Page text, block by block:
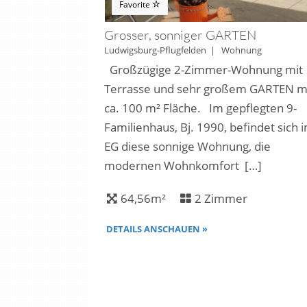
Favorite
Grosser, sonniger GARTEN
Ludwigsburg-Pflugfelden | Wohnung
Großzügige 2-Zimmer-Wohnung mit
Terrasse und sehr großem GARTEN
ca. 100 m² Fläche. Im gepflegten 9-
Familienhaus, Bj. 1990, befindet sich
EG diese sonnige Wohnung, die
modernen Wohnkomfort […]
64,56m² 2 Zimmer
DETAILS ANSCHAUEN »